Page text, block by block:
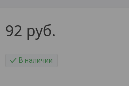
92 руб.
В наличии